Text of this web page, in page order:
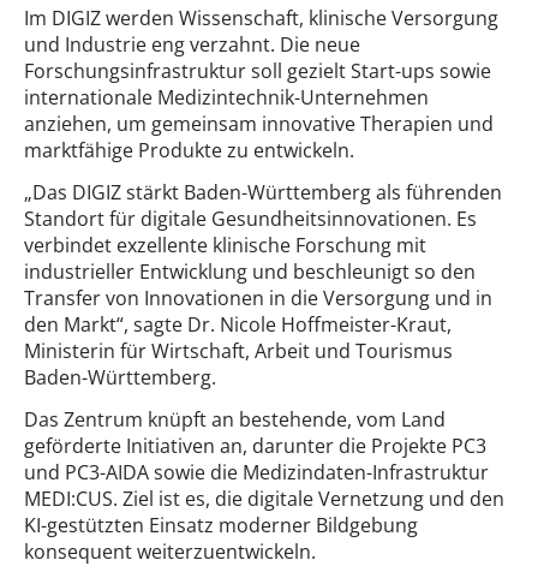
Im DIGIZ werden Wissenschaft, klinische Versorgung
und Industrie eng verzahnt. Die neue
Forschungsinfrastruktur soll gezielt Start-ups sowie
internationale Medizintechnik-Unternehmen
anziehen, um gemeinsam innovative Therapien und
marktfähige Produkte zu entwickeln.
„Das DIGIZ stärkt Baden-Württemberg als führenden
Standort für digitale Gesundheitsinnovationen. Es
verbindet exzellente klinische Forschung mit
industrieller Entwicklung und beschleunigt so den
Transfer von Innovationen in die Versorgung und in
den Markt“, sagte Dr. Nicole Hoffmeister-Kraut,
Ministerin für Wirtschaft, Arbeit und Tourismus
Baden-Württemberg.
Das Zentrum knüpft an bestehende, vom Land
geförderte Initiativen an, darunter die Projekte PC3
und PC3-AIDA sowie die Medizindaten-Infrastruktur
MEDI:CUS. Ziel ist es, die digitale Vernetzung und den
KI-gestützten Einsatz moderner Bildgebung
konsequent weiterzuentwickeln.